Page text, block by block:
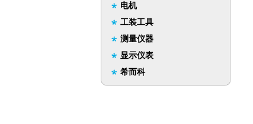
电机
工装工具
测量仪器
显示仪表
希而科